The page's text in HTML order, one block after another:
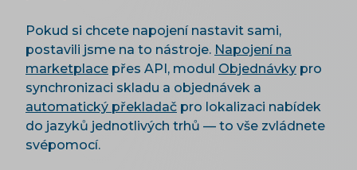
Pokud si chcete napojení nastavit sami,
postavili jsme na to nástroje. Napojení na
marketplace přes API, modul Objednávky pro
synchronizaci skladu a objednávek a
automatický překladač pro lokalizaci nabídek
do jazyků jednotlivých trhů — to vše zvládnete
svépomocí.